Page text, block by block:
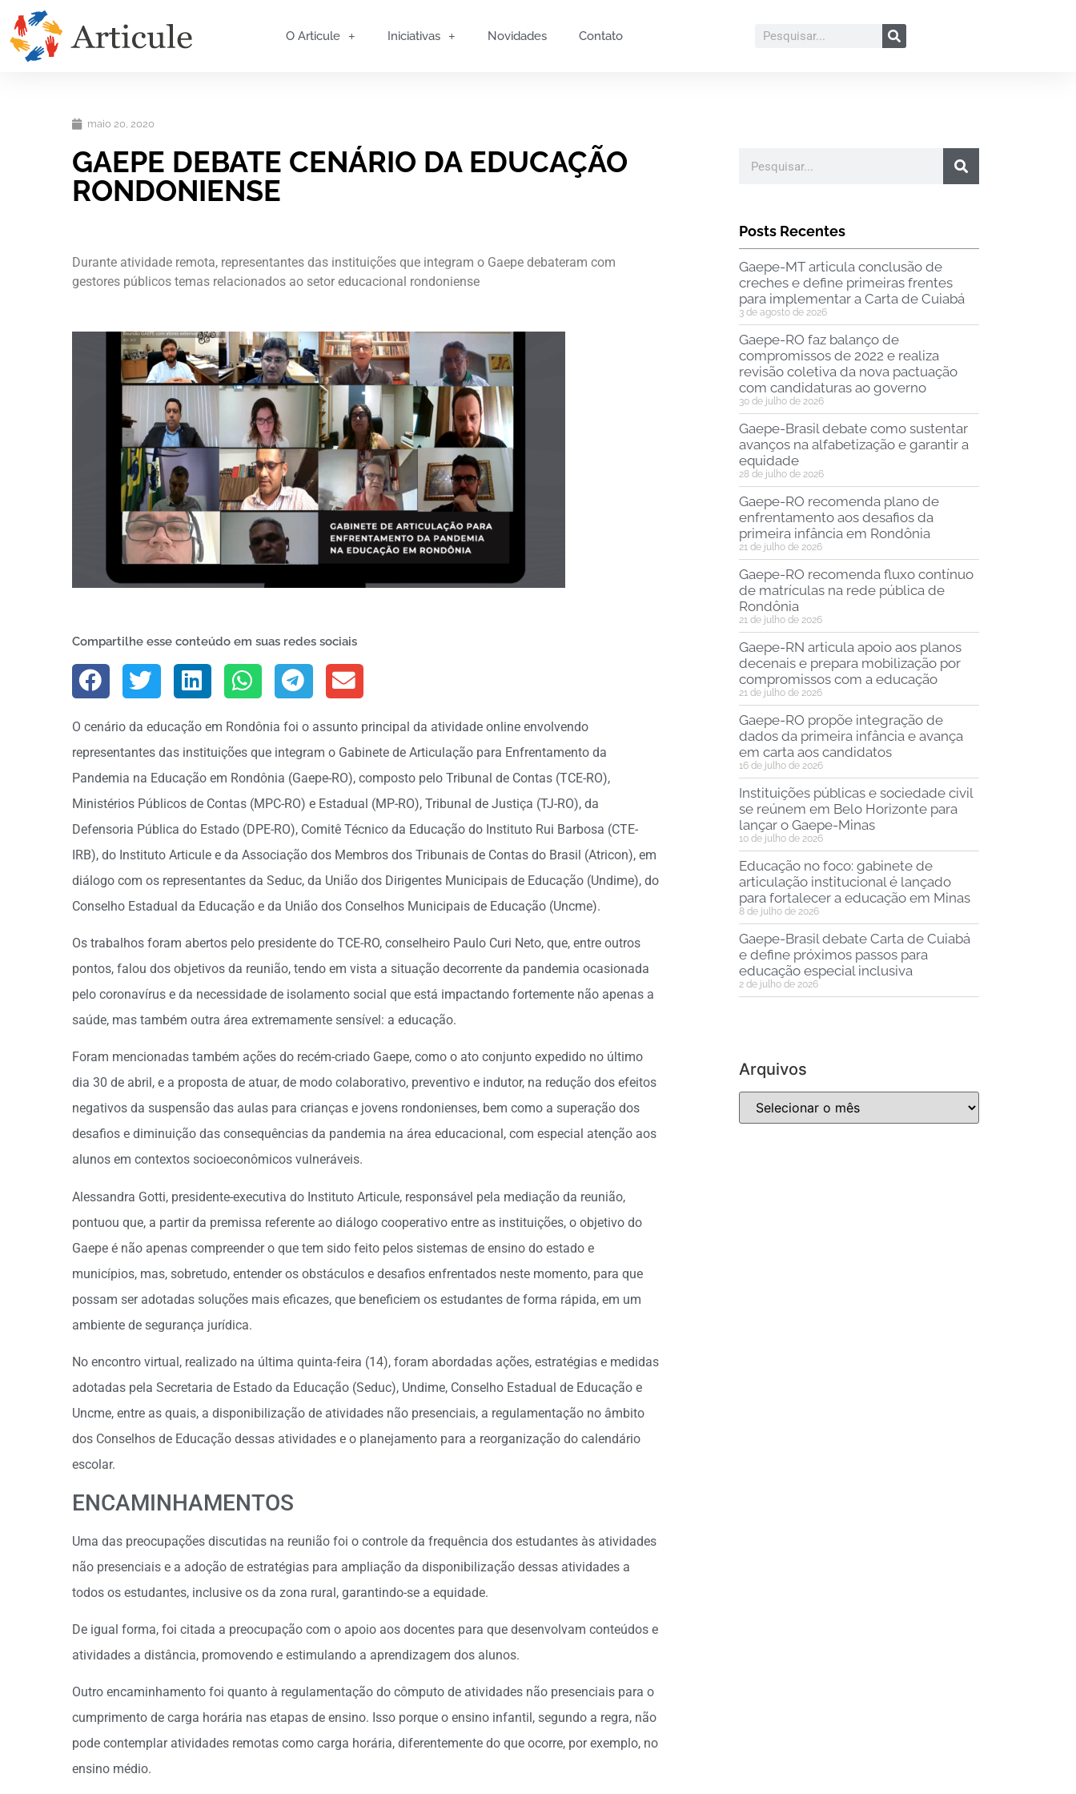
O Articule Iniciativas Novidades Contato
maio 20, 2020
GAEPE DEBATE CENÁRIO DA EDUCAÇÃO
RONDONIENSE
Durante atividade remota, representantes das instituições que integram o Gaepe debateram com
gestores públicos temas relacionados ao setor educacional rondoniense
Compartilhe esse conteúdo em suas redes sociais
O cenário da educação em Rondônia foi o assunto principal da atividade online envolvendo
representantes das instituições que integram o Gabinete de Articulação para Enfrentamento da
Pandemia na Educação em Rondônia (Gaepe-RO), composto pelo Tribunal de Contas (TCE-RO),
Ministérios Públicos de Contas (MPC-RO) e Estadual (MP-RO), Tribunal de Justiça (TJ-RO), da
Defensoria Pública do Estado (DPE-RO), Comitê Técnico da Educação do Instituto Rui Barbosa (CTE-
IRB), do Instituto Articule e da Associação dos Membros dos Tribunais de Contas do Brasil (Atricon), em
diálogo com os representantes da Seduc, da União dos Dirigentes Municipais de Educação (Undime), do
Conselho Estadual da Educação e da União dos Conselhos Municipais de Educação (Uncme).
Os trabalhos foram abertos pelo presidente do TCE-RO, conselheiro Paulo Curi Neto, que, entre outros
pontos, falou dos objetivos da reunião, tendo em vista a situação decorrente da pandemia ocasionada
pelo coronavírus e da necessidade de isolamento social que está impactando fortemente não apenas a
saúde, mas também outra área extremamente sensível: a educação.
Foram mencionadas também ações do recém-criado Gaepe, como o ato conjunto expedido no último
dia 30 de abril, e a proposta de atuar, de modo colaborativo, preventivo e indutor, na redução dos efeitos
negativos da suspensão das aulas para crianças e jovens rondonienses, bem como a superação dos
desafios e diminuição das consequências da pandemia na área educacional, com especial atenção aos
alunos em contextos socioeconômicos vulneráveis.
Alessandra Gotti, presidente-executiva do Instituto Articule, responsável pela mediação da reunião,
pontuou que, a partir da premissa referente ao diálogo cooperativo entre as instituições, o objetivo do
Gaepe é não apenas compreender o que tem sido feito pelos sistemas de ensino do estado e
municípios, mas, sobretudo, entender os obstáculos e desafios enfrentados neste momento, para que
possam ser adotadas soluções mais eficazes, que beneficiem os estudantes de forma rápida, em um
ambiente de segurança jurídica.
No encontro virtual, realizado na última quinta-feira (14), foram abordadas ações, estratégias e medidas
adotadas pela Secretaria de Estado da Educação (Seduc), Undime, Conselho Estadual de Educação e
Uncme, entre as quais, a disponibilização de atividades não presenciais, a regulamentação no âmbito
dos Conselhos de Educação dessas atividades e o planejamento para a reorganização do calendário
escolar.
ENCAMINHAMENTOS
Uma das preocupações discutidas na reunião foi o controle da frequência dos estudantes às atividades
não presenciais e a adoção de estratégias para ampliação da disponibilização dessas atividades a
todos os estudantes, inclusive os da zona rural, garantindo-se a equidade.
De igual forma, foi citada a preocupação com o apoio aos docentes para que desenvolvam conteúdos e
atividades a distância, promovendo e estimulando a aprendizagem dos alunos.
Outro encaminhamento foi quanto à regulamentação do cômputo de atividades não presenciais para o
cumprimento de carga horária nas etapas de ensino. Isso porque o ensino infantil, segundo a regra, não
pode contemplar atividades remotas como carga horária, diferentemente do que ocorre, por exemplo, no
ensino médio.
Posts Recentes
Gaepe-MT articula conclusão de
creches e define primeiras frentes
para implementar a Carta de Cuiabá
3 de agosto de 2026
Gaepe-RO faz balanço de
compromissos de 2022 e realiza
revisão coletiva da nova pactuação
com candidaturas ao governo
30 de julho de 2026
Gaepe-Brasil debate como sustentar
avanços na alfabetização e garantir a
equidade
28 de julho de 2026
Gaepe-RO recomenda plano de
enfrentamento aos desafios da
primeira infância em Rondônia
21 de julho de 2026
Gaepe-RO recomenda fluxo contínuo
de matrículas na rede pública de
Rondônia
21 de julho de 2026
Gaepe-RN articula apoio aos planos
decenais e prepara mobilização por
compromissos com a educação
21 de julho de 2026
Gaepe-RO propõe integração de
dados da primeira infância e avança
em carta aos candidatos
16 de julho de 2026
Instituições públicas e sociedade civil
se reúnem em Belo Horizonte para
lançar o Gaepe-Minas
10 de julho de 2026
Educação no foco: gabinete de
articulação institucional é lançado
para fortalecer a educação em Minas
8 de julho de 2026
Gaepe-Brasil debate Carta de Cuiabá
e define próximos passos para
educação especial inclusiva
2 de julho de 2026
Arquivos